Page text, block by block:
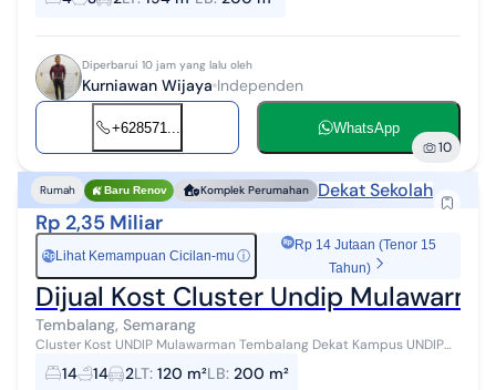
Artetis Listrik 2200 W...
Diperbarui 10 jam yang lalu oleh
Kurniawan Wijaya Independen
+628571... WhatsApp
10
Rumah Baru Renov Komplek Perumahan Dekat Sekolah
Rp 2,35 Miliar
Rp Lihat Kemampuan Cicilan-mu ⓘ
Rp 14 Jutaan (Tenor 15
Tahun)
Dijual Kost Cluster Undip
Tembalang, Semarang
Cluster Kost UNDIP Mulawarman Tembalang Dekat Kampus UNDIP
Tembalang Dekat Kampus POLINES Dekat Kulineran Tembalang
Cluster One Gate System Aks...
14 14 2LT: 120 m²LB: 200 m²